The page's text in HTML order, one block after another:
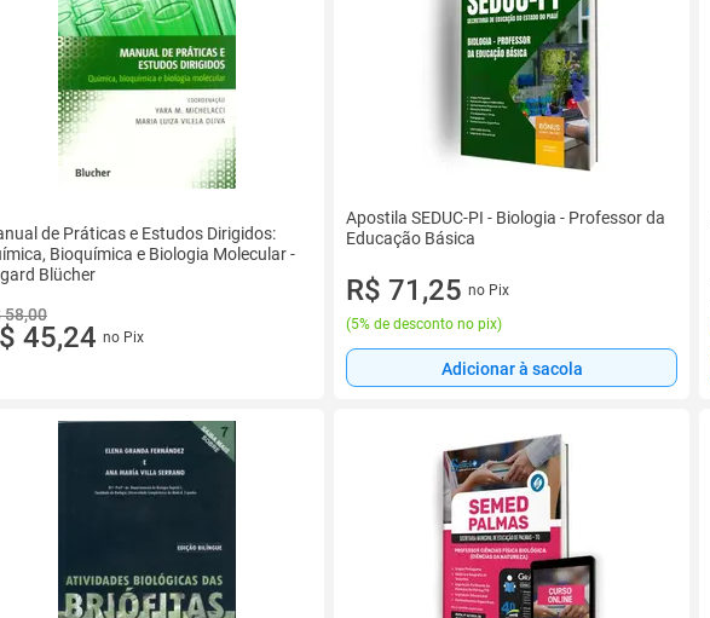
de Práticas e Estudos Dirigidos:
Bioquímica e Biologia Molecular -
Blücher
58,00
45,24 no Pix
Apostila SEDUC-PI - Biologia - Professor da
Educação Básica
R$ 71,25 no Pix
(5% de desconto no pix)
Adicionar à sacola